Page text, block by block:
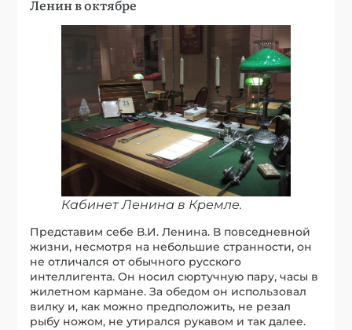
Ленин в октябре
Кабинет Ленина в Кремле.
Представим себе В.И. Ленина. В повседневной
жизни, несмотря на небольшие странности, он
не отличался от обычного русского
интеллигента. Он носил сюртучную пару, часы в
жилетном кармане. За обедом он использовал
вилку и, как можно предположить, не резал
рыбу ножом, не утирался рукавом и так далее.